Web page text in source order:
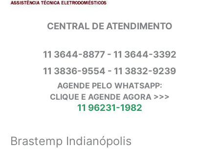
CENTRAL DE ATENDIMENTO
11 3644-8877 - 11 3644-3392
11 3836-9554 - 11 3832-9239
AGENDE PELO WHATSAPP:
CLIQUE E AGENDE AGORA >>>
11 96231-1982
Brastemp Indianópolis